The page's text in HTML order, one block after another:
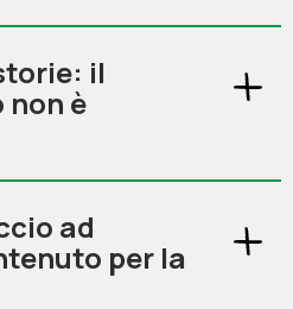
il
è
ad
per la